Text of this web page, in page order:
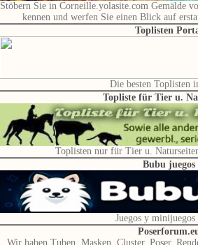
Stöbern Sie in Corneille.yolasite.com Gemälde
kennen und werfen Sie einen Blick auf
Toplisten
Die besten Toplisten
Topliste für Tier u.
Toplisten nur für Tier u.
Bubu juegos
Juegos y
Wir haben Tuben, Masken, Cluster, Poser,